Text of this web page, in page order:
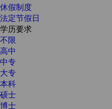
休假制度
法定节假日
学历要求
不限
高中
中专
大专
本科
硕士
博士